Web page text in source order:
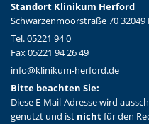
Standort Klinikum Herford
Schwarzenmoorstraße 70 32049
Tel. 05221 94 0
Fax 05221 94 26 49
info@klinikum-herford.de
Bitte beachten Sie:
Diese E-Mail-Adresse wird
genutzt und ist nichtfür den